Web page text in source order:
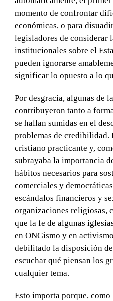
momento de confrontar
económicas, o para
legisladores de considerar
institucionales sobre el
pueden ignorarse
significar lo opuesto a lo
Por desgracia, algunas de
contribuyeron tanto a
se hallan sumidas en el
problemas de credibilidad.
cristiano practicante y,
subrayaba la importancia
hábitos necesarios para
comerciales y
escándalos financieros y
organizaciones religiosas,
que la fe de algunas
en ONGismo y en
debilitado la disposición de
escuchar qué piensan los
cualquier tema.
Esto importa porque,